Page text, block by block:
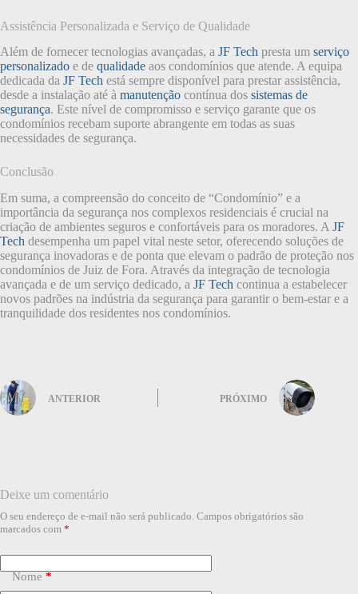
Assistência Personalizada e Serviço de Qualidade
Além de fornecer tecnologias avançadas, a JF Tech presta um serviço
personalizado e de qualidade aos condomínios que atende. A equipa
dedicada da JF Tech está sempre disponível para prestar assistência,
desde a instalação até à manutenção contínua dos sistemas de
segurança. Este nível de compromisso e serviço garante que os
condomínios recebam suporte abrangente em todas as suas
necessidades de segurança.
Conclusão
Em suma, a compreensão do conceito de “Condomínio” e a
importância da segurança nos complexos residenciais é crucial na
criação de ambientes seguros e confortáveis para os moradores. A JF
Tech desempenha um papel vital neste setor, oferecendo soluções de
segurança inovadoras e de ponta que elevam o padrão de proteção nos
condomínios de Juiz de Fora. Através da integração de tecnologia
avançada e de um serviço dedicado, a JF Tech continua a estabelecer
novos padrões na indústria da segurança para garantir o bem-estar e a
tranquilidade dos residentes nos condomínios.
ANTERIOR PRÓXIMO
Deixe um comentário
O seu endereço de e-mail não será publicado. Campos obrigatórios são
marcados com *
Nome *